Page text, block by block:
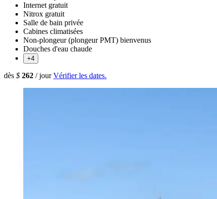
Internet gratuit
Nitrox gratuit
Salle de bain privée
Cabines climatisées
Non-plongeur (plongeur PMT) bienvenus
Douches d'eau chaude
+4
dès $ 262 / jour Vérifier les dates.